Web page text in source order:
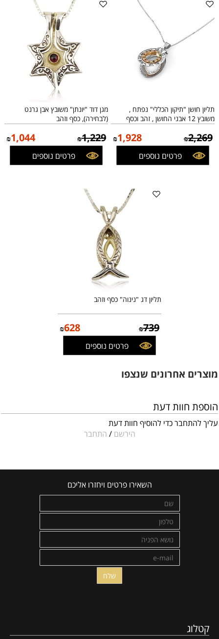
תליון חושן "תיקון הכללי" נפתח ,
משובץ 12 אבני החושן , זהב וכסף
₪2,269
₪1,928
פרטים נוספים
מגן דוד "יונתן" משובץ אבן גרנט
(לבחירה), כסף וזהב
₪1,229
₪1,044
פרטים נוספים
תליון דג "נינוה" כסף וזהב
₪739
₪628
פרטים נוספים
מוצרים אחרונים שנצפו
הוספת חוות דעת
עליך להתחבר כדי להוסיף חוות דעת
הירשם / התחבר
השאירו פרטים ויחזרו אליכם
קטלוג